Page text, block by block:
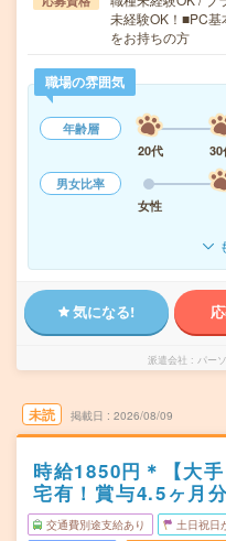
未経験OK！■PC
をお持ちの方
職場の雰囲気
年齢層
20代
30
男女比率
女性
気になる!
派遣会社 パー
未読 掲載日 2026/08/09
時給1850円＊【大
宅有！賞与4.5ヶ月
交通費別途支給あり 土日祝日